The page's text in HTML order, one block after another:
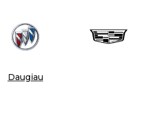
Daugiau